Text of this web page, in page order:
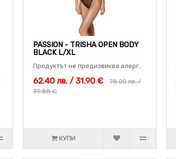
PASSION - TRISHA OPEN BODY
BLACK L/XL
Продуктът не предизвиква алерг..
62.40 лв. / 31.90 €
78.00 лв. /
39.88 €
КУПИ